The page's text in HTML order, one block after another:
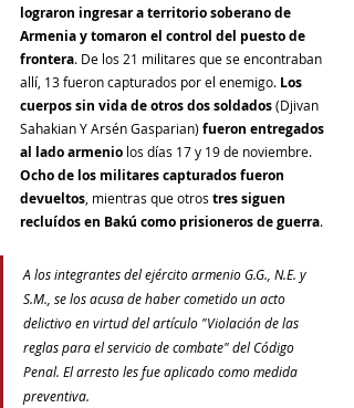
lograron ingresar a territorio soberano de
Armenia y tomaron el control del puesto de
frontera. De los 21 militares que se encontraban
allí, 13 fueron capturados por el enemigo. Los
cuerpos sin vida de otros dos soldados (Djivan
Sahakian Y Arsén Gasparian) fueron entregados
al lado armenio los días 17 y 19 de noviembre.
Ocho de los militares capturados fueron
devueltos , mientras que otros tres siguen
recluídos en Bakú como prisioneros de guerra.
A los integrantes del ejército armenio G.G., N.E. y
S.M., se los acusa de haber cometido un acto
delictivo en virtud del artículo "Violación de las
reglas para el servicio de combate" del Código
Penal. El arresto les fue aplicado como medida
preventiva.